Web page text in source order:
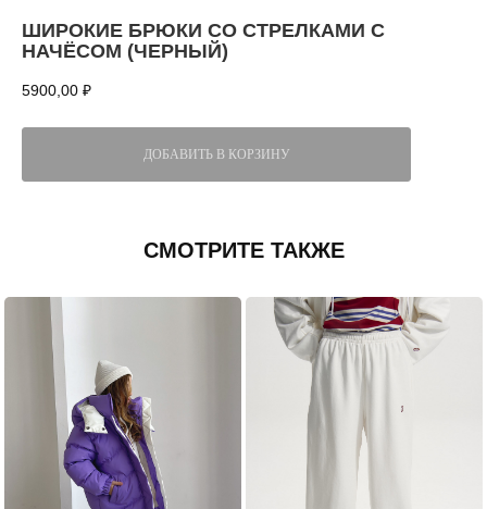
ШИРОКИЕ БРЮКИ СО СТРЕЛКАМИ С
НАЧЁСОМ (ЧЕРНЫЙ)
5900,00 ₽
ДОБАВИТЬ В КОРЗИНУ
СМОТРИТЕ ТАКЖЕ